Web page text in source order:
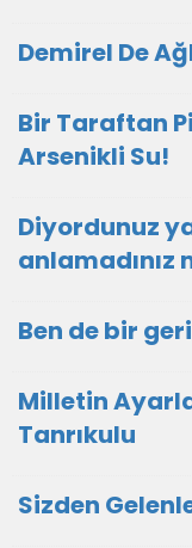
Demirel De
Bir Taraftan
Arsenikli Su!
Diyordunuz
anlamadınız
Ben de bir
Milletin
Tanrıkulu
Sizden